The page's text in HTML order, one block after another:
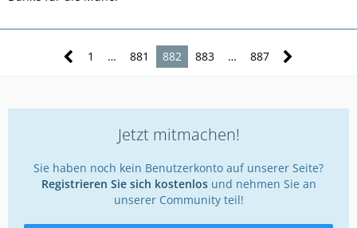
1 … 881 882 883 … 887
Jetzt mitmachen!
Sie haben noch kein Benutzerkonto auf unserer Seite?
Registrieren Sie sich kostenlosund nehmen Sie an
unserer Community teil!